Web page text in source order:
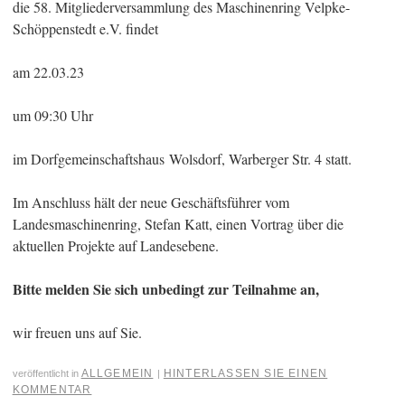
die 58. Mitgliederversammlung des Maschinenring Velpke-
Schöppenstedt e.V. findet
am 22.03.23
um 09:30 Uhr
im Dorfgemeinschaftshaus Wolsdorf, Warberger Str. 4 statt.
Im Anschluss hält der neue Geschäftsführer vom
Landesmaschinenring, Stefan Katt, einen Vortrag über die
aktuellen Projekte auf Landesebene.
Bitte melden Sie sich unbedingt zur Teilnahme an,
wir freuen uns auf Sie.
veröffentlicht in ALLGEMEIN | HINTERLASSEN SIE EINEN
KOMMENTAR